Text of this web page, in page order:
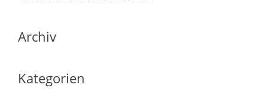
Archiv
Kategorien